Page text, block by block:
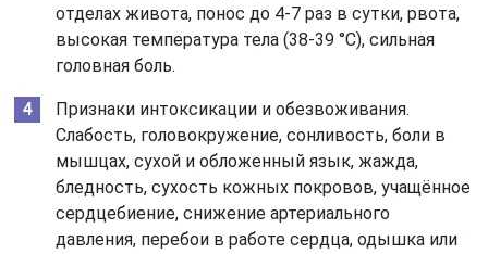
отделах живота, понос до 4-7 раз в сутки, рвота,
высокая температура тела (38-39 °С), сильная
головная боль.
Признаки интоксикации и обезвоживания.
Слабость, головокружение, сонливость, боли в
мышцах, сухой и обложенный язык, жажда,
бледность, сухость кожных покровов, учащённое
сердцебиение, снижение артериального
давления, перебои в работе сердца, одышка или